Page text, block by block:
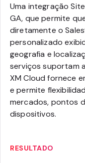
Uma integração
GA, que permite
diretamente o
personalizado
geografia e
serviços suportam
XM Cloud fornece
e permite
mercados, pontos
dispositivos.
RESULTADO